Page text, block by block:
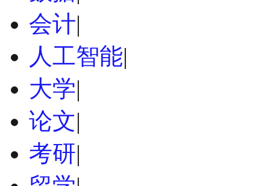
会计|
人工智能|
大学|
论文|
考研|